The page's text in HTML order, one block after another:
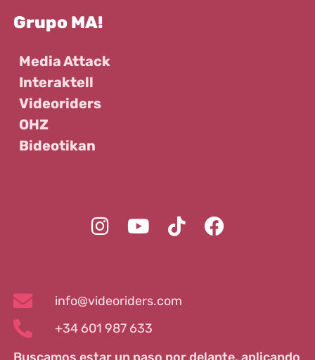
Grupo MA!
Media Attack
Interaktell
Videoriders
OHZ
Bideotikan
info@videoriders.com
+34 601 987 633